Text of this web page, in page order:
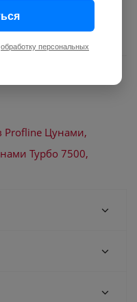
Profline Цунами,
Турбо 7500,
обработку персональных